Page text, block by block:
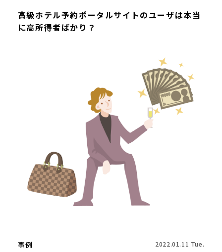
高級ホテル予約ポータルサイトのユーザは本当
に高所得者ばかり？
事例 2022.01.11 Tue.